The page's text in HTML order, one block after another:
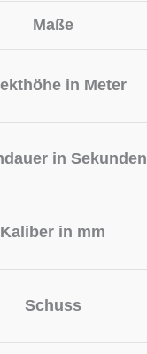
Maße
in Meter
in Sekunden
Kaliber in mm
Schuss